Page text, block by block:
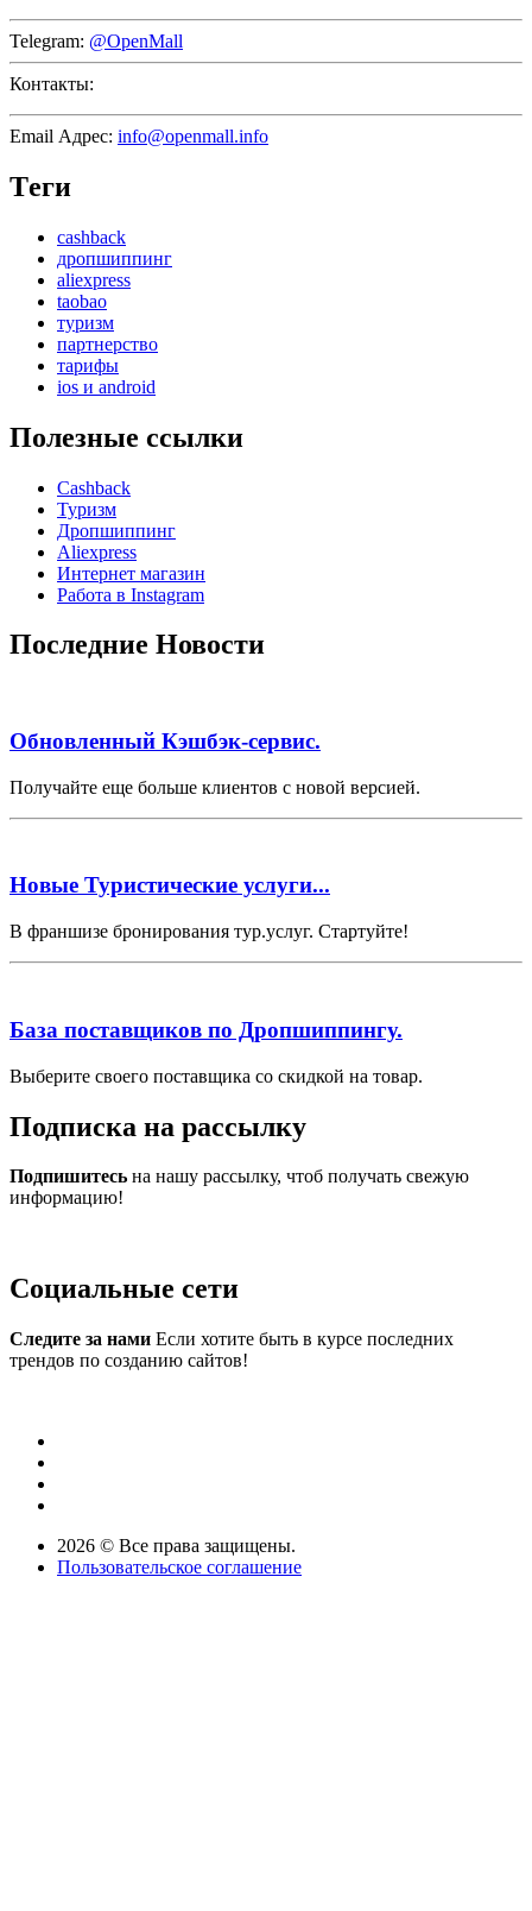
Telegram: @OpenMall
Контакты:
Email Адрес: info@openmall.info
Tеги
cashback
дропшиппинг
aliexpress
taobao
туризм
партнерство
тарифы
ios и android
Полезные ссылки
Cashback
Туризм
Дропшиппинг
Aliexpress
Интернет магазин
Работа в Instagram
Последние Новости
Обновленный Кэшбэк-сервис.
Получайте еще больше клиентов с новой версией.
Новые Туристические услуги...
В франшизе бронирования тур.услуг. Стартуйте!
База поставщиков по Дропшиппингу.
Выберите своего поставщика со скидкой на товар.
Подписка на рассылку
Подпишитесь на нашу рассылку, чтоб получать свежую
информацию!
Социальные сети
Следите за нами Если хотите быть в курсе последних
трендов по созданию сайтов!
2026 © Все права защищены.
Пользовательское соглашение